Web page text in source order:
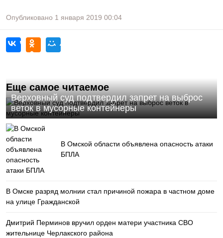
Опубликовано 1 января 2019 00:04
Еще самое читаемое
Верховный суд подтвердил запрет на выброс
веток в мусорные контейнеры
В Омской области объявлена опасность атаки
БПЛА
В Омске разряд молнии стал причиной пожара в частном доме
на улице Гражданской
Дмитрий Перминов вручил орден матери участника СВО
жительнице Черлакского района